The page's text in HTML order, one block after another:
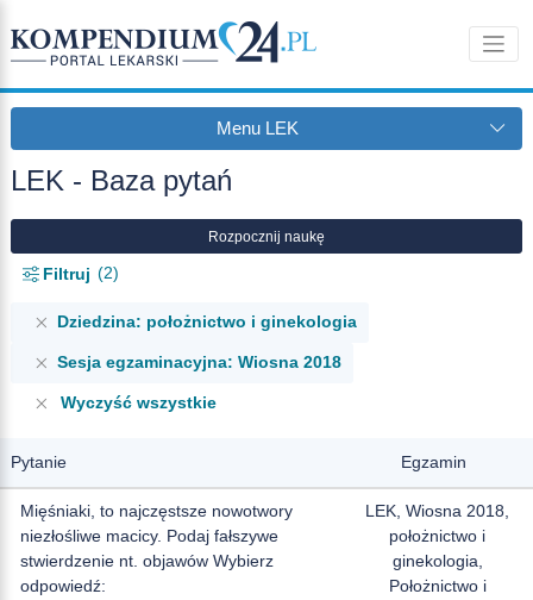
Menu LEK
LEK - Baza pytań
Filtruj 2
Rozpocznij naukę
Dziedzina: położnictwo i ginekologia
Sesja egzaminacyjna: Wiosna 2018
Wyczyść wszystkie
Pytanie Egzamin
Mięśniaki, to najczęstsze nowotwory
niezłośliwe macicy. Podaj fałszywe
stwierdzenie nt. objawów Wybierz
odpowiedź:
LEK, Wiosna 2018,
położnictwo i
ginekologia,
Położnictwo i